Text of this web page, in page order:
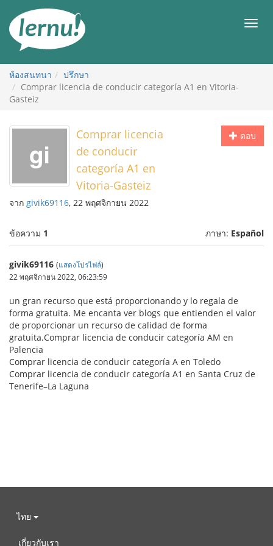
สารบัญ
เมนู
ห้องสนทนา
ปรึกษา
Comprar licencia de conducir categoría A1 en Vitoria-
Gasteiz
ตอบ
Comprar licencia
de conducir
categoría A1 en
Vitoria-Gasteiz
จาก givik69116, 22 พฤศจิกายน 2022
ข้อความ 1 ภาษา: Español
givik69116 (แสดงโปรไฟล์)
22 พฤศจิกายน 2022, 06:23:59
un gran recurso que está proporcionando y lo regala de
forma gratuita. Me encanta ver blogs que entienden el valor
de proporcionar un recurso de calidad de forma
gratuita.Comprar licencia de conducir categoría AM en
Palencia
Comprar licencia de conducir categoría A en Toledo
Comprar licencia de conducir categoría A1 en Santa Cruz de
Tenerife–La Laguna
ไทย
เกี่ยวกับเรา